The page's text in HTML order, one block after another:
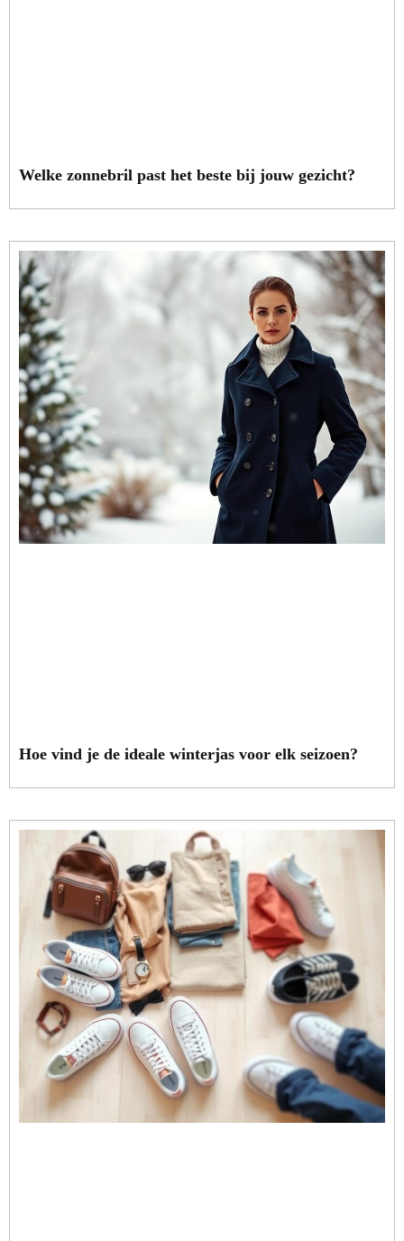
Welke zonnebril past het beste bij jouw gezicht?
Hoe vind je de ideale winterjas voor elk seizoen?